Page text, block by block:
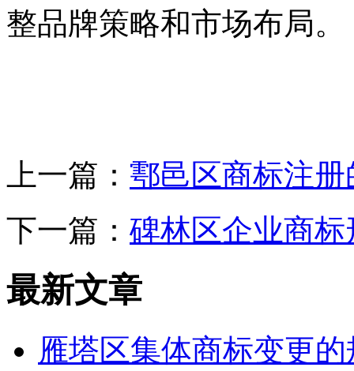
整品牌策略和市场布局。
上一篇： 鄠邑区商标注
下一篇： 碑林区企业商
最新文章
雁塔区集体商标变更